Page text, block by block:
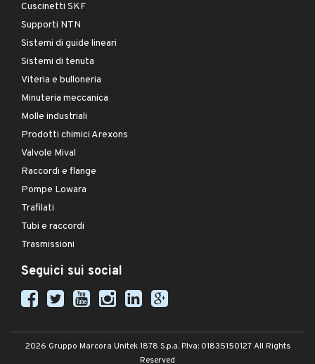
Cuscinetti SKF
Supporti NTN
Sistemi di guide lineari
Sistemi di tenuta
Viteria e bulloneria
Minuteria meccanica
Molle industriali
Prodotti chimici Arexons
Valvole Mival
Raccordi e flange
Pompe Lowara
Trafilati
Tubi e raccordi
Trasmissioni
Seguici sui social
2026 Gruppo Marcora Unitek 1878 S.p.a. P.Iva: 01835150127 All Rights
Reserved